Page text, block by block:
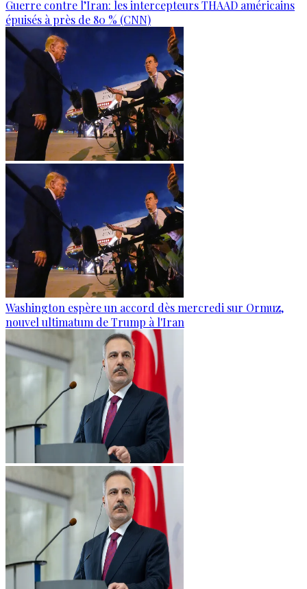
Guerre contre l’Iran: les intercepteurs THAAD américains
épuisés à près de 80 % (CNN)
Washington espère un accord dès mercredi sur Ormuz,
nouvel ultimatum de Trump à l'Iran